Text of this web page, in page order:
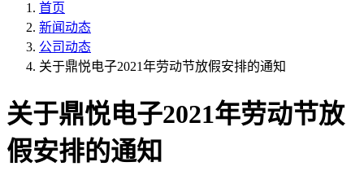
首页
新闻动态
公司动态
关于鼎悦电子2021年劳动节放假安排的通知
关于鼎悦电子2021年劳动节放
假安排的通知